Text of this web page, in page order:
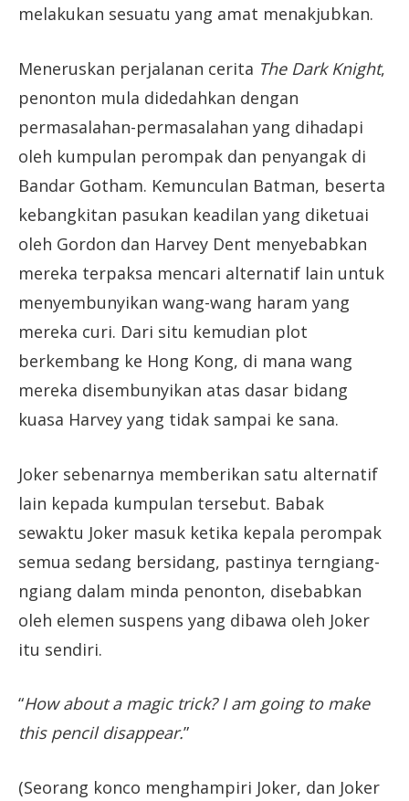
melakukan sesuatu yang amat menakjubkan.
Meneruskan perjalanan cerita The Dark Knight,
penonton mula didedahkan dengan
permasalahan-permasalahan yang dihadapi
oleh kumpulan perompak dan penyangak di
Bandar Gotham. Kemunculan Batman, beserta
kebangkitan pasukan keadilan yang diketuai
oleh Gordon dan Harvey Dent menyebabkan
mereka terpaksa mencari alternatif lain untuk
menyembunyikan wang-wang haram yang
mereka curi. Dari situ kemudian plot
berkembang ke Hong Kong, di mana wang
mereka disembunyikan atas dasar bidang
kuasa Harvey yang tidak sampai ke sana.
Joker sebenarnya memberikan satu alternatif
lain kepada kumpulan tersebut. Babak
sewaktu Joker masuk ketika kepala perompak
semua sedang bersidang, pastinya terngiang-
ngiang dalam minda penonton, disebabkan
oleh elemen suspens yang dibawa oleh Joker
itu sendiri.
“How about a magic trick? I am going to make
this pencil disappear.”
(Seorang konco menghampiri Joker, dan Joker